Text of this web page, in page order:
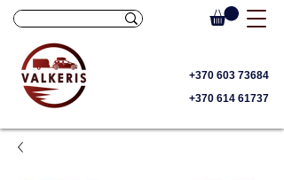
+370 603 73684
+370 614 61737